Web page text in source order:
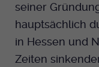
seiner
hauptsächlich
in Hessen und
Zeiten